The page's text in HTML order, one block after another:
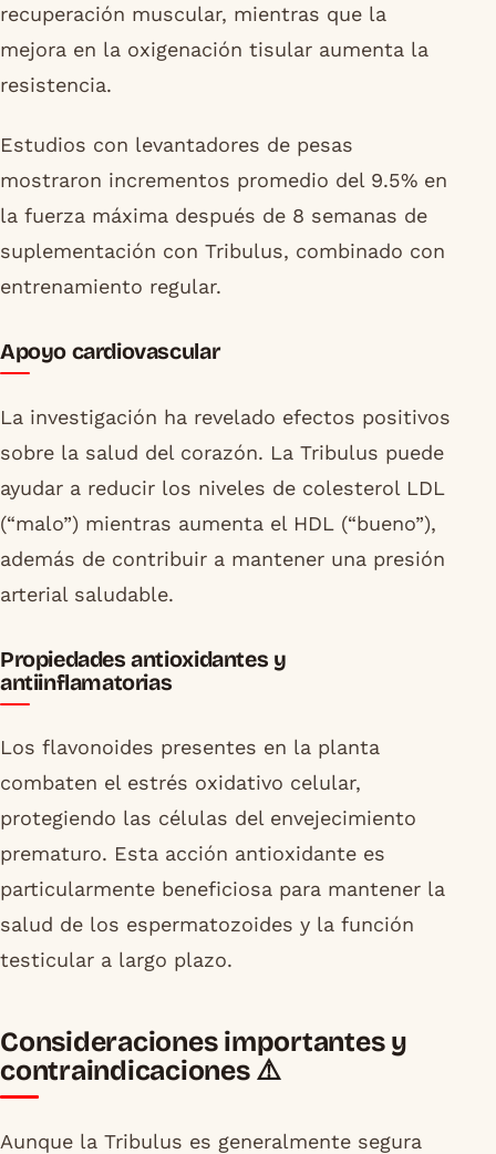
recuperación muscular, mientras que la
mejora en la oxigenación tisular aumenta la
resistencia.
Estudios con levantadores de pesas
mostraron incrementos promedio del 9.5% en
la fuerza máxima después de 8 semanas de
suplementación con Tribulus, combinado con
entrenamiento regular.
Apoyo cardiovascular
La investigación ha revelado efectos positivos
sobre la salud del corazón. La Tribulus puede
ayudar a reducir los niveles de colesterol LDL
(“malo”) mientras aumenta el HDL (“bueno”),
además de contribuir a mantener una presión
arterial saludable.
Propiedades antioxidantes y
antiinflamatorias
Los flavonoides presentes en la planta
combaten el estrés oxidativo celular,
protegiendo las células del envejecimiento
prematuro. Esta acción antioxidante es
particularmente beneficiosa para mantener la
salud de los espermatozoides y la función
testicular a largo plazo.
Consideraciones importantes y
contraindicaciones ⚠️
Aunque la Tribulus es generalmente segura